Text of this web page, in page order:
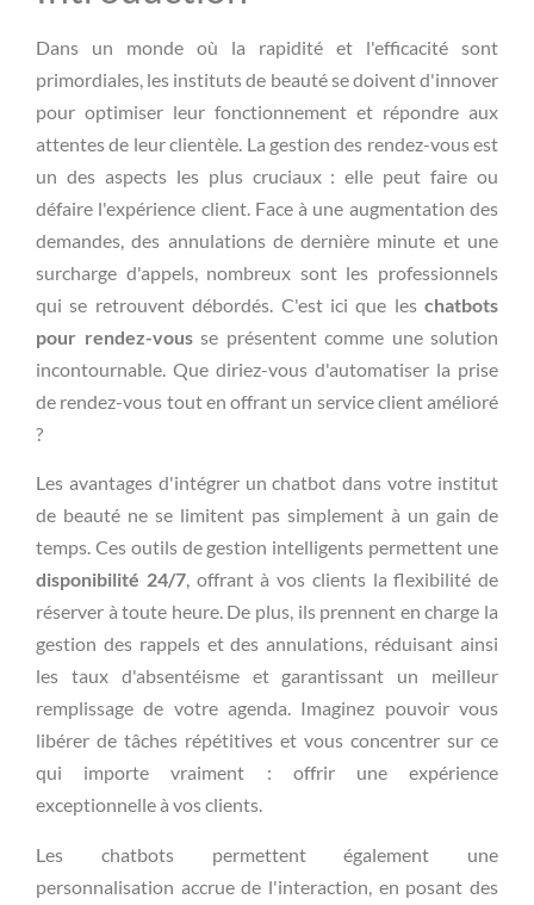
Dans un monde où la rapidité et l'efficacité sont
primordiales, les instituts de beauté se doivent d'innover
pour optimiser leur fonctionnement et répondre aux
attentes de leur clientèle. La gestion des rendez-vous est
un des aspects les plus cruciaux : elle peut faire ou
défaire l'expérience client. Face à une augmentation des
demandes, des annulations de dernière minute et une
surcharge d'appels, nombreux sont les professionnels
qui se retrouvent débordés. C'est ici que les chatbots
pour rendez-vousse présentent comme une solution
incontournable. Que diriez-vous d'automatiser la prise
de rendez-vous tout en offrant un service client amélioré
?
Les avantages d'intégrer un chatbot dans votre institut
de beauté ne se limitent pas simplement à un gain de
temps. Ces outils de gestion intelligents permettent une
disponibilité 24/7, offrant à vos clients la flexibilité de
réserver à toute heure. De plus, ils prennent en charge la
gestion des rappels et des annulations, réduisant ainsi
les taux d'absentéisme et garantissant un meilleur
remplissage de votre agenda. Imaginez pouvoir vous
libérer de tâches répétitives et vous concentrer sur ce
qui importe vraiment : offrir une expérience
exceptionnelle à vos clients.
Les chatbots permettent également une
personnalisation accrue de l'interaction, en posant des